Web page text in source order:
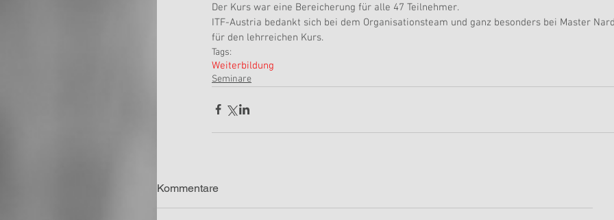
Der Kurs war eine Bereicherung für alle 47 Teilnehmer.
ITF-Austria bedankt sich bei dem Organisationsteam und ganz besonders bei Master
für den lehrreichen Kurs.
Tags:
Weiterbildung
Seminare
Kommentare